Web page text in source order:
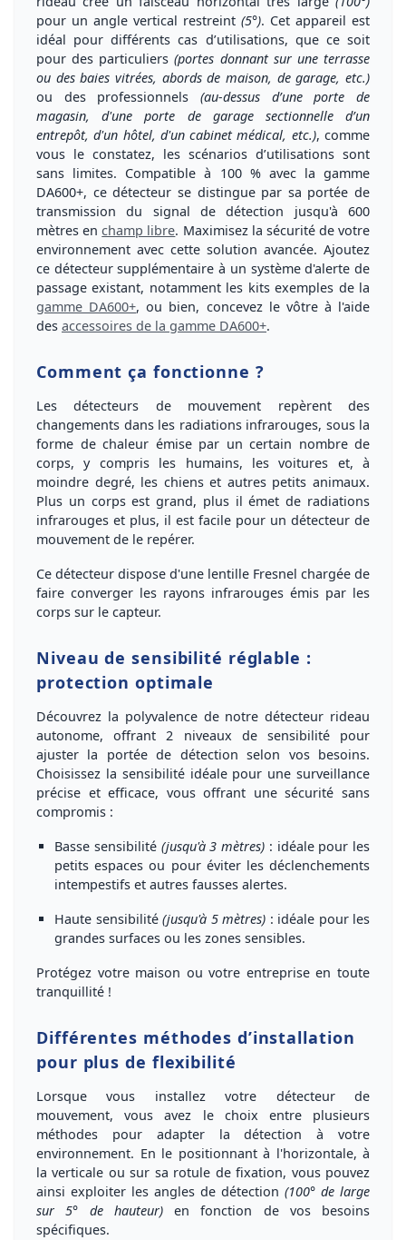
pour un angle vertical restreint (5°). Cet appareil est
idéal pour différents cas d’utilisations, que ce soit
pour des particuliers (portes donnant sur une terrasse
ou des baies vitrées, abords de maison, de garage, etc.)
ou des professionnels
(au-dessus d’une porte de
magasin, d'une porte de garage sectionnelle d’un
entrepôt, d'un hôtel, d'un cabinet médical, etc.), comme
vous le constatez, les scénarios d’utilisations sont
sans limites. Compatible à 100 % avec la gamme
DA600+, ce détecteur se distingue par sa portée de
transmission du signal de détection jusqu'à 600
mètres enchamp libre. Maximisez la sécurité de votre
environnement avec cette solution avancée. Ajoutez
ce détecteur supplémentaire à un système d'alerte de
passage existant, notamment les kits exemples de la
gamme DA600+, ou bien, concevez le vôtre à l'aide
des accessoires de la gamme DA600+.
Comment ça fonctionne ?
Les détecteurs de mouvement repèrent des
changements dans les radiations infrarouges, sous la
forme de chaleur émisepar un certain nombre de
corps, y compris les humains, les voitures et, à
moindre degré, les chiens et autres petits animaux.
Plus un corps est grand, plus il émet de radiations
infrarouges et plus, il est facile pour un détecteur de
mouvement de le repérer.
Ce détecteur dispose d'une lentille Fresnel chargée de
faire converger les rayons infrarouges émis par les
corps sur le capteur.
Niveau de sensibilité réglable :
protection optimale
Découvrez la polyvalence de notre détecteur rideau
autonome, offrant 2 niveaux de sensibilitépour
ajuster la portée de détection selon vos besoins.
Choisissez la sensibilité idéale pour une surveillance
précise etefficace, vous offrant une sécurité sans
compromis :
Basse sensibilité (jusqu'à 3 mètres) : idéale pour les
petits espaces ou pour éviter les déclenchements
intempestifs et autres fausses alertes.
Haute sensibilité (jusqu'à 5 mètres) : idéale pour les
grandes surfaces ou les zones sensibles.
Protégez votre maison ou votre entreprise en toute
tranquillité !
Différentes méthodes d’installation
pour plus de flexibilité
Lorsque vous installez votre détecteur de
mouvement, vous avez le choix entre plusieurs
méthodes pour adapter la détection à votre
environnement. En le positionnant à l'horizontale, à
la verticale ousur sa rotule de fixation, vous pouvez
ainsi exploiter les angles de détection (100° de large
sur 5° de hauteur)en fonction de vos besoins
spécifiques.